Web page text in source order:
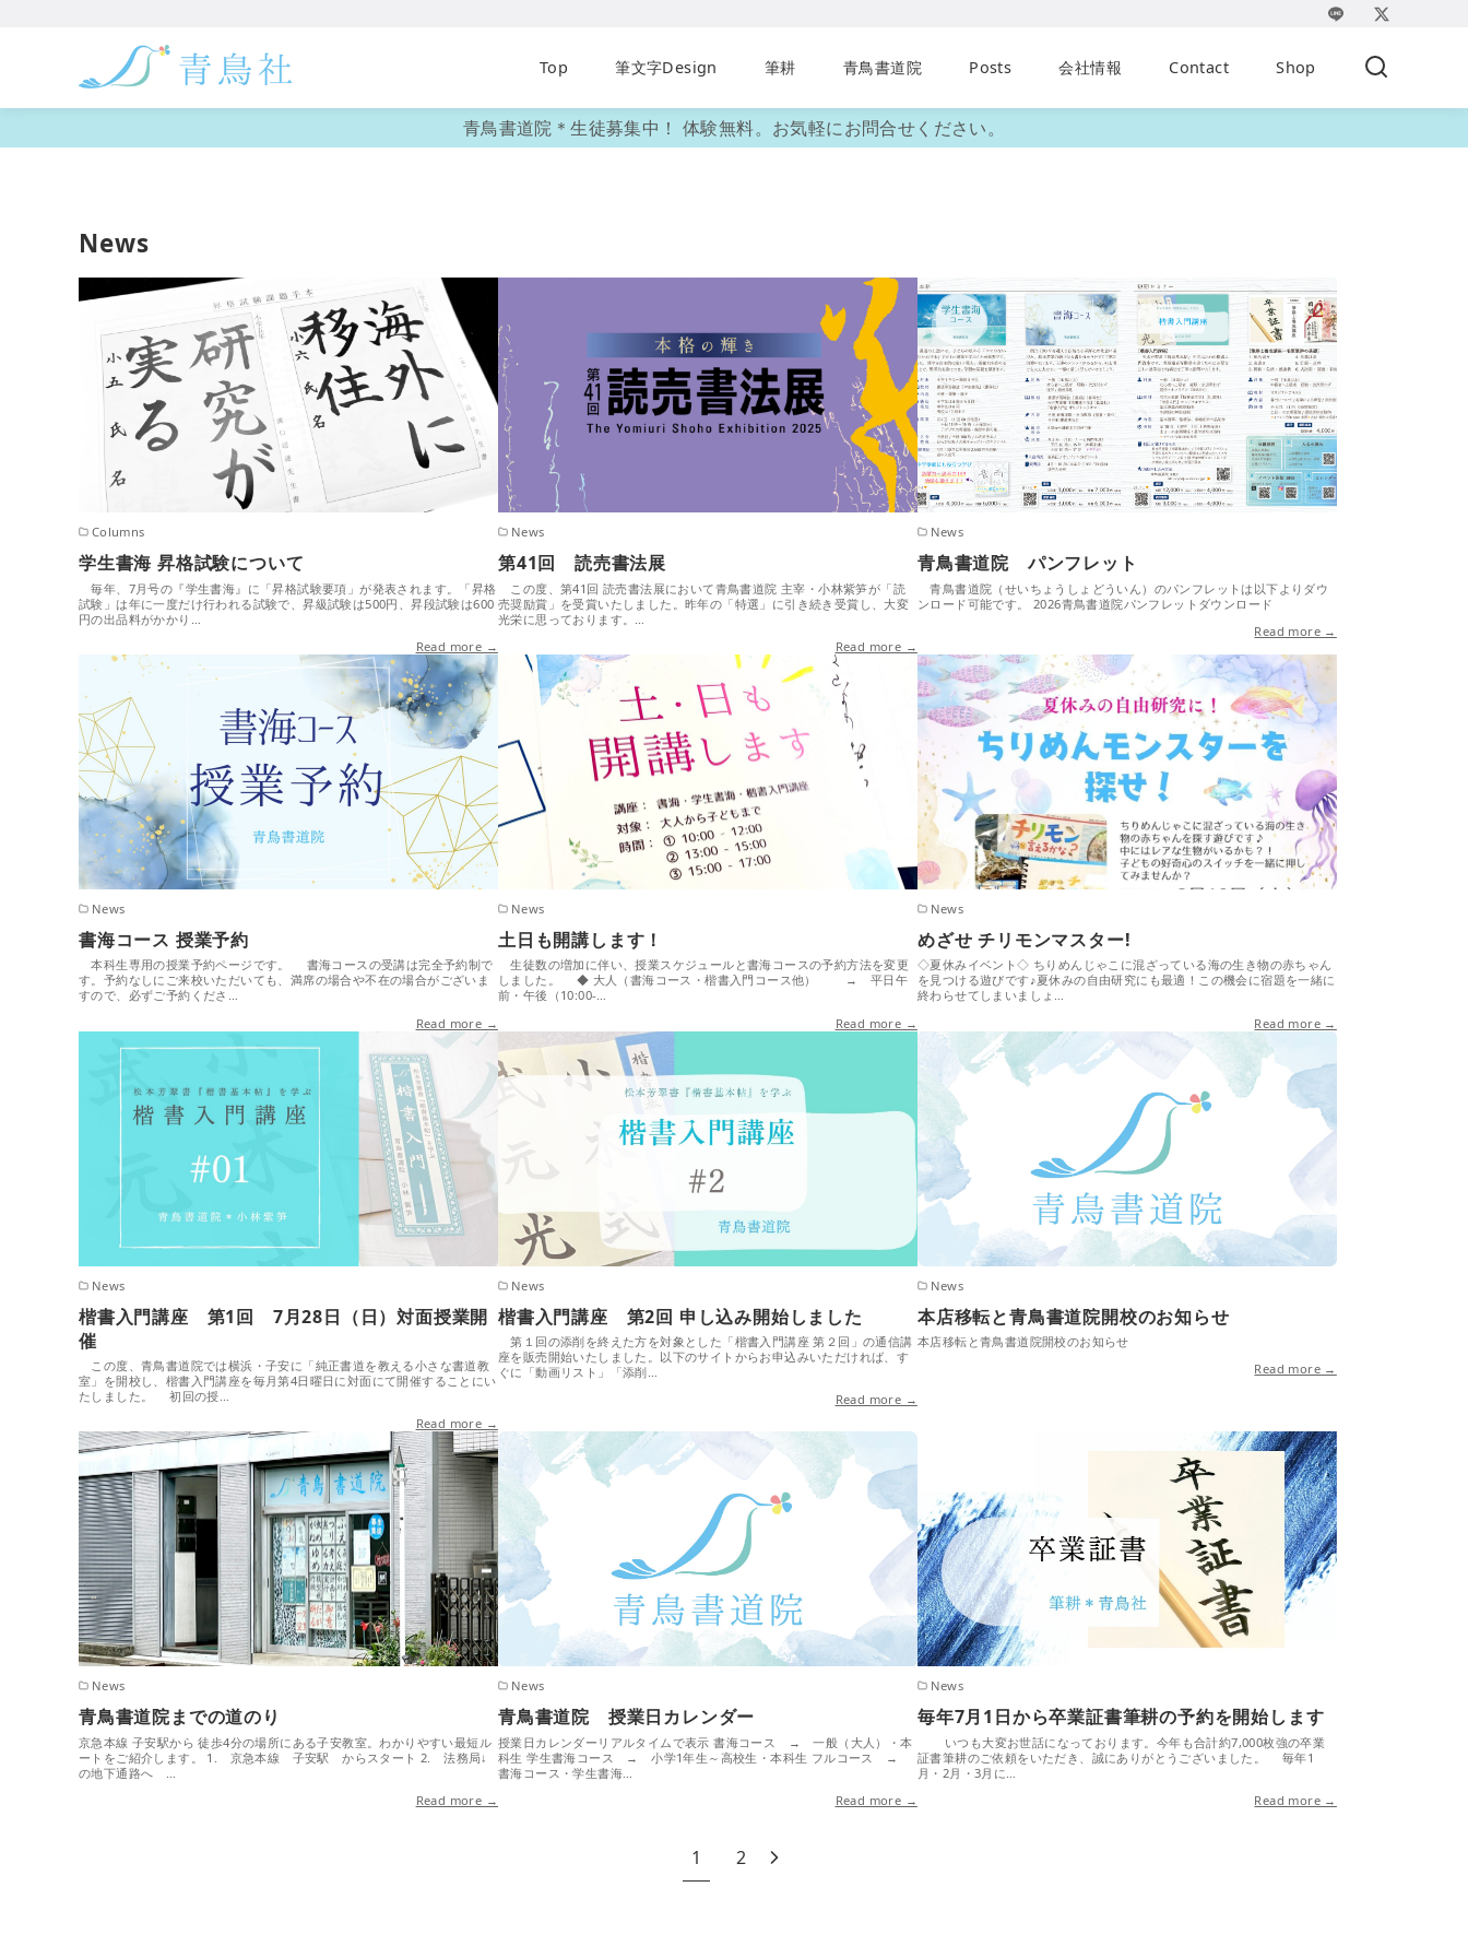
ン
Top 筆文字Design 筆耕 青鳥書道院 Posts 会社情報 Contact Shop
青鳥書道院＊生徒募集中！ 体験無料。お気軽にお問合せください。
News
Columns
学生書海 昇格試験について
毎年、7月号の『学生書海』に「昇格試験要項」が発表されます。「昇格
試験」は年に一度だけ行われる試験で、昇級試験は500円、昇段試験は600
円の出品料がかかり…
Read more →
News
第41回 読売書法展
この度、第41回 読売書法展において青鳥書道院 主宰・小林紫笋が「読
売奨励賞」を受賞いたしました。昨年の「特選」に引き続き受賞し、大変
光栄に思っております。…
Read more →
News
青鳥書道院 パンフレット
青鳥書道院（せいちょうしょどういん）のパンフレットは以下よりダウ
ンロード可能です。 2026青鳥書道院パンフレットダウンロード
Read more →
News
書海コース 授業予約
本科生専用の授業予約ページです。 書海コースの受講は完全予約制で
す。予約なしにご来校いただいても、満席の場合や不在の場合がございま
すので、必ずご予約くださ…
Read more →
News
土日も開講します！
生徒数の増加に伴い、授業スケジュールと書海コースの予約方法を変更
しました。 ◆ 大人（書海コース・楷書入門コース他） → 平日午
前・午後（10:00-…
Read more →
News
めざせ チリモンマスター!
◇夏休みイベント◇ ちりめんじゃこに混ざっている海の生き物の赤ちゃん
を見つける遊びです♪夏休みの自由研究にも最適！この機会に宿題を一緒に
終わらせてしまいましょ…
Read more →
News
楷書入門講座 第1回 7月28日（日）対面授業開
催
この度、青鳥書道院では横浜・子安に「純正書道を教える小さな書道教
室」を開校し、楷書入門講座を毎月第4日曜日に対面にて開催することにい
たしました。 初回の授…
Read more →
News
楷書入門講座 第2回 申し込み開始しました
第１回の添削を終えた方を対象とした「楷書入門講座 第２回」の通信講
座を販売開始いたしました。以下のサイトからお申込みいただければ、す
ぐに「動画リスト」「添削…
Read more →
News
本店移転と青鳥書道院開校のお知らせ
本店移転と青鳥書道院開校のお知らせ
Read more →
News
青鳥書道院までの道のり
京急本線 子安駅から 徒歩4分の場所にある子安教室。わかりやすい最短ル
ートをご紹介します。 1. 京急本線 子安駅 からスタート 2. 法務局↓
の地下通路へ …
Read more →
News
青鳥書道院 授業日カレンダー
授業日カレンダーリアルタイムで表示 書海コース → 一般（大人）・本
科生 学生書海コース → 小学1年生～高校生・本科生 フルコース →
書海コース・学生書海…
Read more →
News
毎年7月1日から卒業証書筆耕の予約を開始します
いつも大変お世話になっております。今年も合計約7,000枚強の卒業
証書筆耕のご依頼をいただき、誠にありがとうございました。 毎年1
月・2月・3月に…
Read more →
1 2